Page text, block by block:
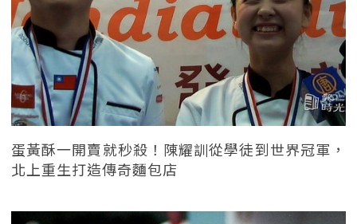
蛋黃酥一開賣就秒殺！陳耀訓從學徒到世界冠軍，
北上重生打造傳奇麵包店